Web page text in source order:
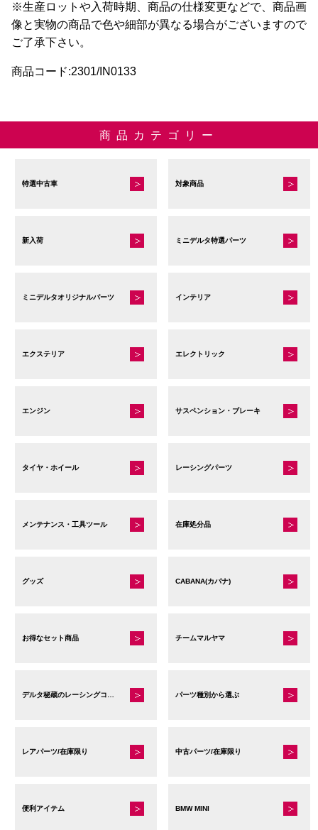
※生産ロットや入荷時期、商品の仕様変更などで、商品画
像と実物の商品で色や細部が異なる場合がございますので
ご了承下さい。
商品コード:2301/IN0133
商品カテゴリー
特選中古車 対象商品
新入荷 ミニデルタ特選パーツ
ミニデルタオリジナルパーツ インテリア
エクステリア エレクトリック
エンジン サスペンション・ブレーキ
タイヤ・ホイール レーシングパーツ
メンテナンス・工具ツール 在庫処分品
グッズ CABANA(カバナ)
お得なセット商品 チームマルヤマ
パーツ種別から選ぶ
レアパーツ/在庫限り 中古パーツ/在庫限り
便利アイテム BMW MINI